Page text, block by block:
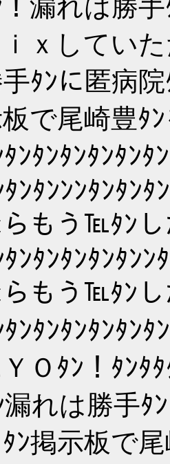
漏れは勝
ｘしてい
ﾀﾝに匿病
で尾崎豊ﾀ
ﾝﾀﾝﾀﾝﾀﾝﾀﾝﾀ
ﾝﾀﾝﾝﾝﾀﾝﾀﾝﾀ
もう℡ﾀﾝし
ﾝﾀﾝﾀﾝﾀﾝﾀﾝﾝ
もう℡ﾀﾝし
ﾀﾝﾀﾝﾀﾝﾀﾝﾀﾝ
Ｏﾀﾝ！ﾀﾝﾀﾀ
漏れは勝手
ﾝ掲示板で